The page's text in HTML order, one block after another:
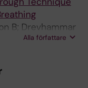
B; Drevhammar
Alla författare